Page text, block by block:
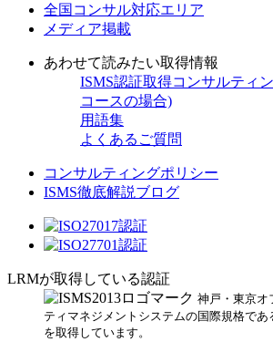
全国コンサル対応エリア
メディア掲載
あわせて読みたい取得情報
ISMS認証取得コンサルティ
コースの場合)
用語集
よくあるご質問
コンサルティングポリシー
ISMS徹底解説ブログ
LRMが取得している認証
神戸・東京オ
ティマネジメントシステムの国際規格であ
を取得しています。